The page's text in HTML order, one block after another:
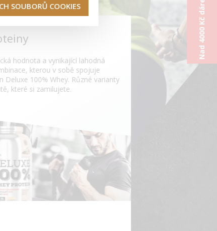
hodnota a vynikající lahodná
kterou v sobě spojuje
Deluxe 100% Whey. Různé varianty
které si zamilujete.
SOUBORŮ COOKIES